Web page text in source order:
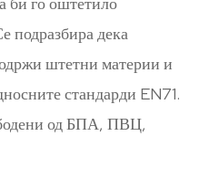
подразбира дека
штетни материи и
стандарди EN71.
од БПА, ПВЦ,